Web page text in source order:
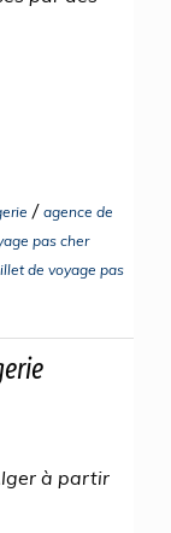
/ agence de
pas cher
de voyage pas
à partir